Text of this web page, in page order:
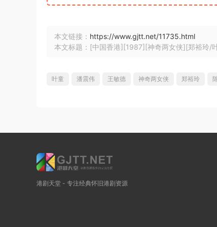
本文链接： https://www.gjtt.net/11735.html
本文标题：[中国香港][1987][神奇两女侠][郑裕玲
叶童 潘震伟 王敏德 神奇两女侠 郑裕玲
港剧天堂 - 专注经典怀旧港剧资源